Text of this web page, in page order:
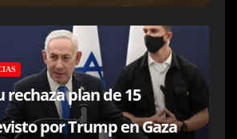
plan de 15
por Trump en Gaza